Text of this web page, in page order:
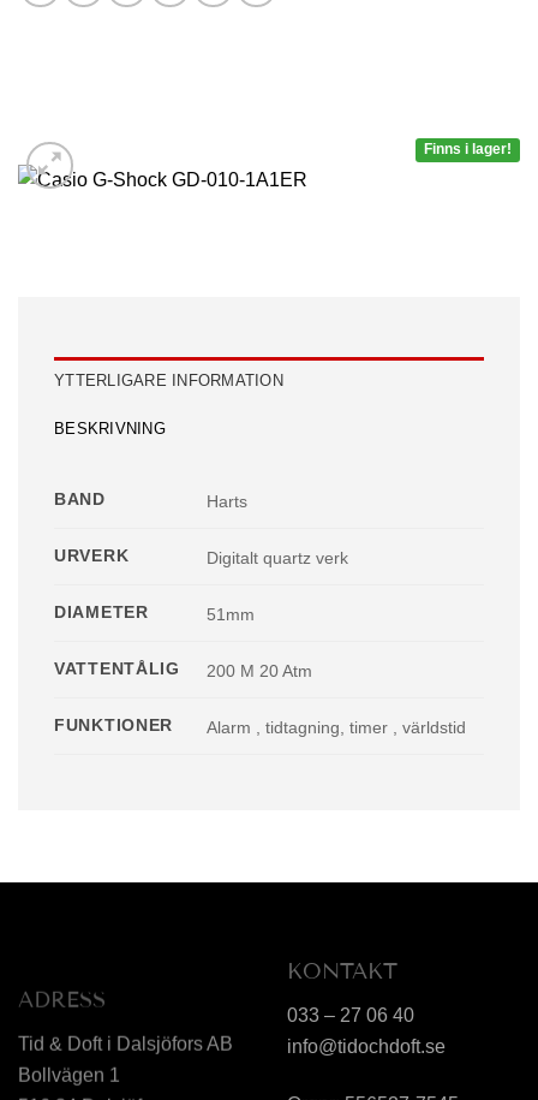
Finns i lager!
YTTERLIGARE INFORMATION
BESKRIVNING
BAND Harts
URVERK Digitalt quartz verk
DIAMETER 51mm
VATTENTÅLIG 200 M 20 Atm
FUNKTIONER Alarm , tidtagning, timer , världstid
ADRESS
Tid & Doft i Dalsjöfors AB
Bollvägen 1
KONTAKT
033 – 27 06 40
info@tidochdoft.se